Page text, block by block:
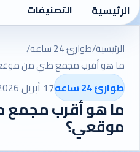
الرئيسية التصنيفات
الرئيسية/طوارئ 24 ساعه
/
ما هو أقرب مجمع طبي من
طوارئ 24 ساعه 17 أبريل 2026
ما هو أقرب
موقعي؟